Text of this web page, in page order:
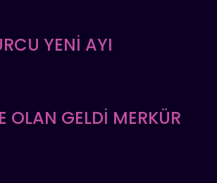
YENİ AYI
OLAN GELDİ MERKÜR